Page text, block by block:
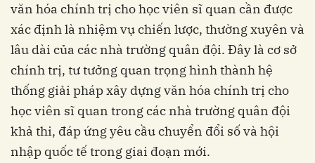
văn hóa chính trị cho học viên sĩ quan cần được
xác định là nhiệm vụ chiến lược, thường xuyên và
lâu dài của các nhà trường quân đội. Đây là cơ sở
chính trị, tư tưởng quan trọng hình thành hệ
thống giải pháp xây dựng văn hóa chính trị cho
học viên sĩ quan trong các nhà trường quân đội
khả thi, đáp ứng yêu cầu chuyển đổi số và hội
nhập quốc tế trong giai đoạn mới.